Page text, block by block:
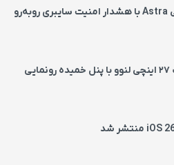
هوش مصنوعی Astra با هشدار امنیت سایبری روبه‌رو
مانیتور گیمینگ ۲۷ اینچی لنوو با پنل خمیده رونمایی